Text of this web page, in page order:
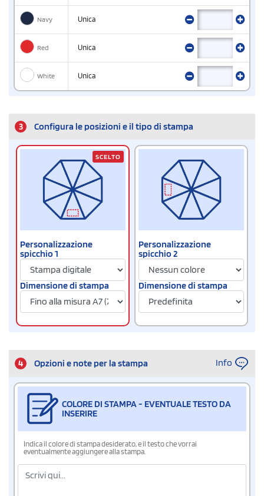
Navy Unica
Red Unica
White Unica
3 Configura le posizioni e il tipo di stampa
Personalizzazione
spicchio 1
Dimensione di stampa
SCELTO
Personalizzazione
spicchio 2
Dimensione di stampa
4 Opzioni e note per la stampa Info
COLORE DI STAMPA - EVENTUALE TESTO DA
INSERIRE
Indica il colore di stampa desiderato, e il testo che vorrai
eventualmente aggiungere alla stampa.